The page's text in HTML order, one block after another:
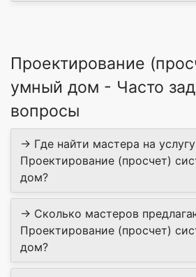
Проектирование
умный дом - Часто
вопросы
→ Где найти мастера на услугу
Проектирование (просчет)
дом?
→ Сколько мастеров
Проектирование (просчет)
дом?